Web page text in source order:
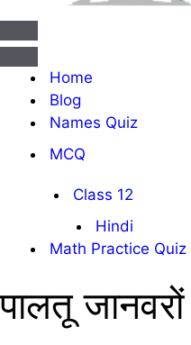
संचालन
सूची
संचालन
Home
Blog
Names Quiz
MCQ
Class 12
Hindi
Math Practice Quiz
पालतू